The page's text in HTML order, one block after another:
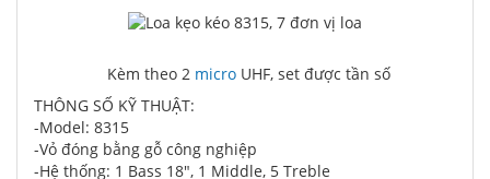
Kèm theo 2 microUHF, set được tần số
THÔNG SỐ KỸ THUẬT:
-Model: 8315
-Vỏ đóng bằng gỗ công nghiệp
-Hệ thống: 1 Bass 18", 1 Middle, 5 Treble